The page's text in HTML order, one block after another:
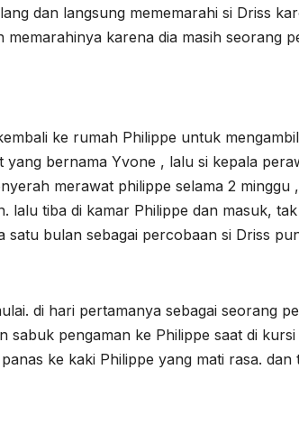
dan langsung mememarahi si Driss
karena dia masih seorang
ke rumah Philippe untuk
yang bernama Yvone , lalu si kepala
merawat philippe selama 2 minggu
lalu tiba di kamar Philippe dan masuk,
satu bulan sebagai percobaan si Driss
di hari pertamanya sebagai seorang
sabuk pengaman ke Philippe saat di
ke kaki Philippe yang mati rasa. dan